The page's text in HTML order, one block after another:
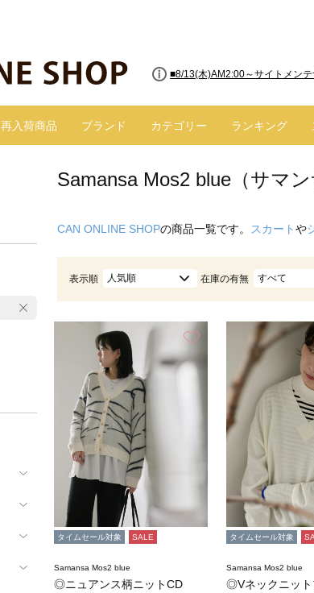
■8/13(木)AM2:00～サイトメン
■【お知らせ】ヤマト運輸の配
再入荷商品 ブランド カテゴリー ランキング
Samansa Mos2 blue（サマ
CAN ONLINE SHOPの商品一覧です。 スカートや
表示順 人気順 在庫の有無 すべて
タイムセール対象 SALE
Samansa Mos2 blue
◎ニュアンス柄ニットCD
タイムセール対象
Samansa Mos2 blue
◎Vネックニット